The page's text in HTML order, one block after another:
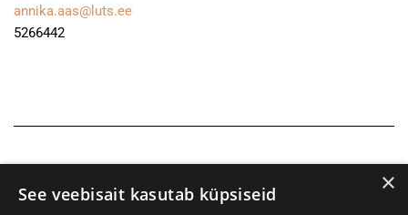
annika.aas@luts.ee
5266442
×
See veebisait kasutab küpsiseid